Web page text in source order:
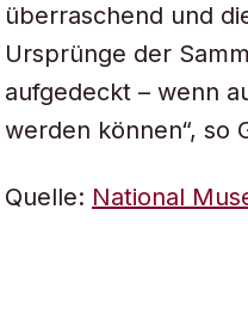
überraschend und
Ursprünge der
aufgedeckt – wenn
werden können“, so
Quelle: National